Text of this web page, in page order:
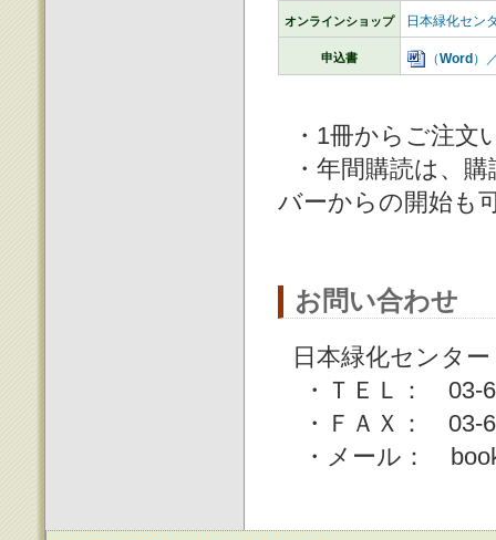
オンラインショップ 日本緑化セン
申込書 （Word ）
・1冊からご注文
・年間購読は、
バーからの開始も
お問い合わせ
日本緑化センタ
・ＴＥＬ： 03-
・ＦＡＸ： 03-
・メール：